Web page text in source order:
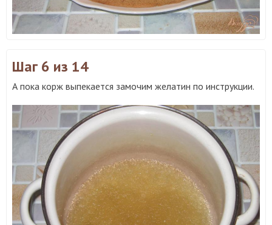
Шаг 6 из 14
А пока корж выпекается замочим желатин по инструкции.